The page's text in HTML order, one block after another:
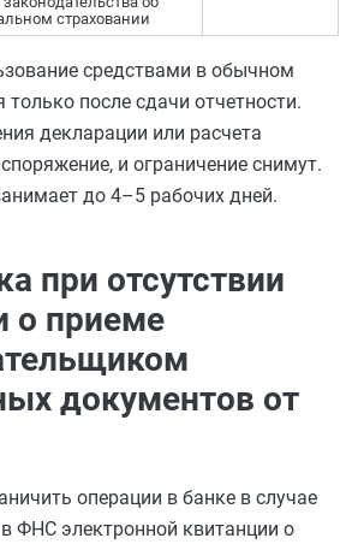
страховании
средствами в обычном
после сдачи отчетности.
декларации или расчета
и ограничение снимут.
до 4–5 рабочих дней.
при отсутствии
о приеме
документов от
операции в банке в случае
ФНС электронной квитанции о